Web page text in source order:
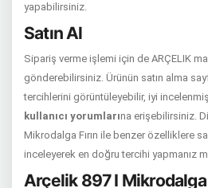
yapabilirsiniz.
Satın Al
Sipariş verme işlemi için de ARÇELIK
gönderebilirsiniz. Ürünün satın alma
tercihlerini görüntüleyebilir, iyi
kullanıcı yorumlarına erişebilirsiniz.
Mikrodalga Fırın ile benzer özelliklere
inceleyerek en doğru tercihi yapmanız
Arçelik 897 I Mikrodalga